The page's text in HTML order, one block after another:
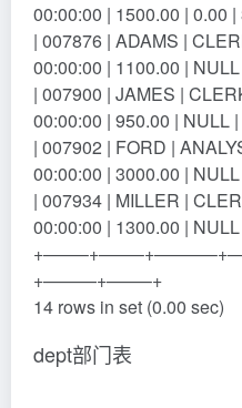
00:00:00 | 1500.00 | 0.00 |
| 007876 | ADAMS |
00:00:00 | 1100.00 |
| 007900 | JAMES |
00:00:00 | 950.00 | NULL
| 007902 | FORD |
00:00:00 | 3000.00 |
| 007934 | MILLER |
00:00:00 | 1300.00 |
+———+——–+
14 rows in set (0.00 sec)
dept部门表